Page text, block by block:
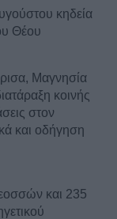
κηδεία
Θέου
Μαγνησία
κοινής
στον
και οδήγηση
και 235